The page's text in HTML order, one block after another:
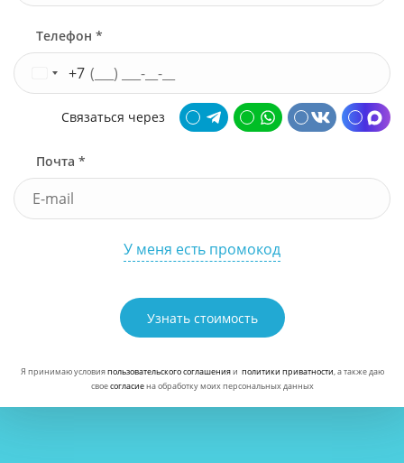
Телефон *
+7
Связаться через
Почта *
У меня есть промокод
Узнать стоимость
Я принимаю условияпользовательского соглашенияи политики приватности, а также даю
своесогласиена обработку моих персональных данных